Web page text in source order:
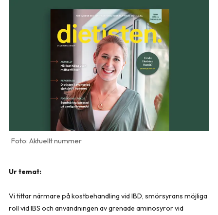
Aktuellt nummer
Ur temat:
Vi tittar närmare på kostbehandling vid IBD, smörsyrans möjliga
roll vid IBS och användningen av grenade aminosyror vid